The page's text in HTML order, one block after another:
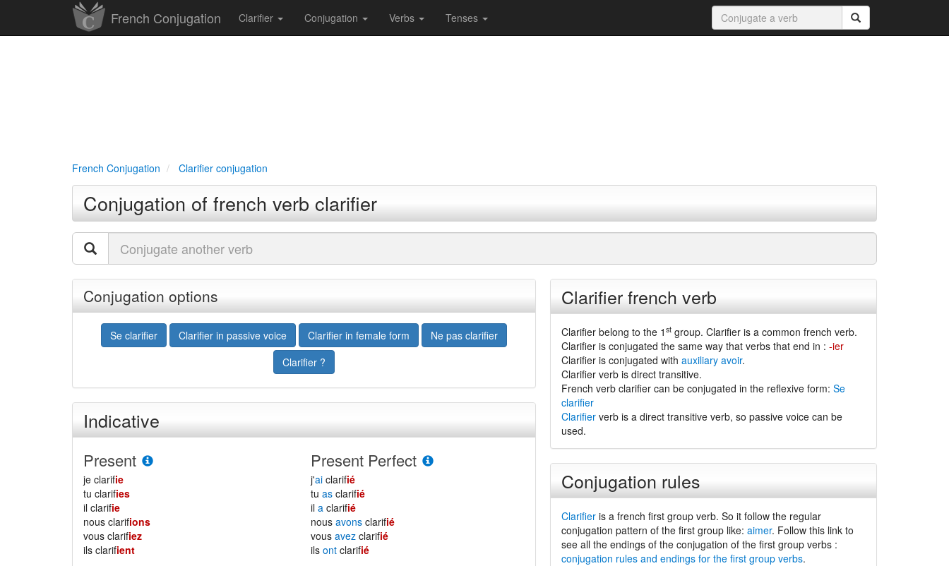
French Conjugation Clarifier Conjugation Verbs Tenses
French Conjugation Clarifier conjugation
Conjugation of french verb clarifier
Conjugation options
Se clarifier Clarifier in passive voice Clarifier in female form
Ne pas clarifier
Clarifier ?
Indicative
Present
je clarifie
tu clarifies
il clarifie
nous clarifions
vous clarifiez
ils clarifient
Present Perfect
j'ai clarifié
tuas clarifié
ila clarifié
nousavons clarifié
vousavez clarifié
ilsont clarifié
Clarifier french verb
Clarifier belong to the 1 stgroup. Clarifier is a common french verb.
Clarifier is conjugated the same way that verbs that end in : -ier
Clarifier is conjugated with auxiliary avoir.
Clarifier verb is direct transitive.
French verb clarifier can be conjugated in the reflexive form: Se
clarifier
Clarifierverb is a direct transitive verb, so passive voice can be
used.
Conjugation rules
Clarifieris a french first group verb. So it follow the regular
conjugation pattern of the first group like: aimer. Follow this link to
see all the endings of the conjugation of the first group verbs :
conjugation rules and endings for the first group verbs.